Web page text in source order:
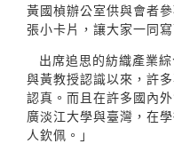
黃國楨辦公室供與會者
張小卡片，讓大家一同
出席追思的紡織產業
與黃教授認識以來，許
認真。而且在許多國內
廣淡江大學與臺灣，在
人欽佩。」